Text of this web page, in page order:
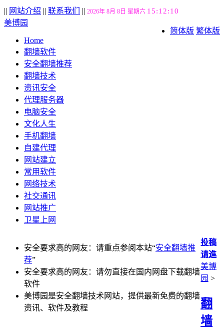
|| 网站介绍 || 联系我们 || 2026年 8月 8日 星期六 15:12:10
简体版 繁体版
美博园
Home
翻墙软件
安全翻墙推荐
翻墙技术
资讯安全
代理服务器
电脑安全
文化人生
手机翻墙
自建代理
网站建立
常用软件
网络技术
社交通讯
网站推广
卫星上网
安全要求高的网友：请重点参阅本站“安全翻墙推
荐”
安全要求高的网友：请勿直接在国内网盘下载翻墙
软件
美博园是安全翻墙技术网站，提供最新免费的翻墙
资讯、软件及教程
投稿
请進
美博
园 >
翻
墙